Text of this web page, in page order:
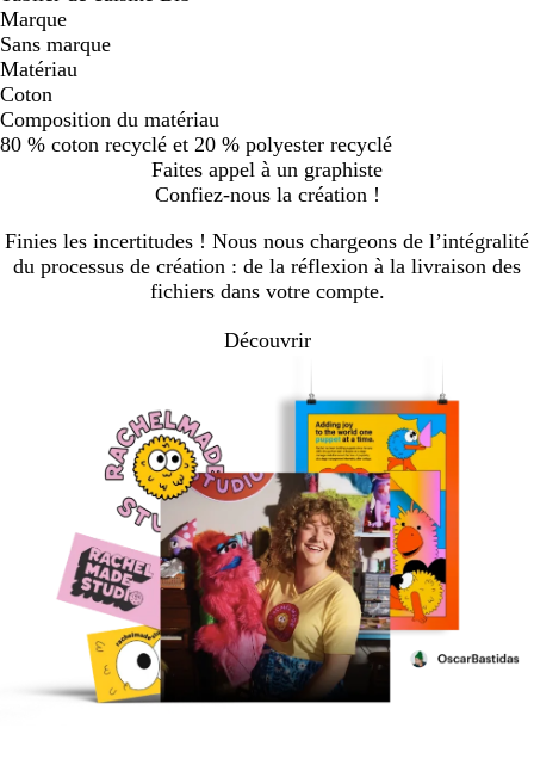
Marque
Sans marque
Matériau
Coton
Composition du matériau
80 % coton recyclé et 20 % polyester recyclé
Faites appel à un graphiste
Confiez-nous la création !
Finies les incertitudes ! Nous nous chargeons de l’intégralité
du processus de création : de la réflexion à la livraison des
fichiers dans votre compte.
Découvrir